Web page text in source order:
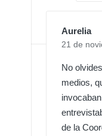
Aurelia
21 de
No
medios,
de la